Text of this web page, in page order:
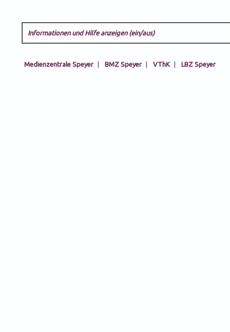
Informationen und Hilfe anzeigen (ein/aus)
Medienzentrale Speyer | BMZ Speyer | VThK | LBZ Speyer